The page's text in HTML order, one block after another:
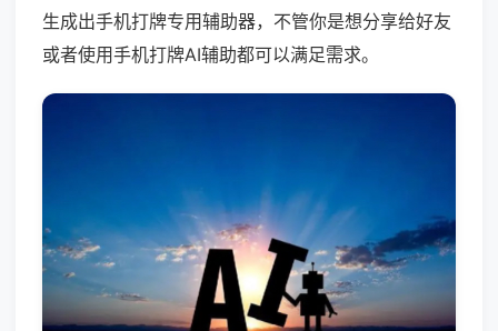
生成出手机打牌专用辅助器，不管你是想分享给好友
或者使用手机打牌AI辅助都可以满足需求。